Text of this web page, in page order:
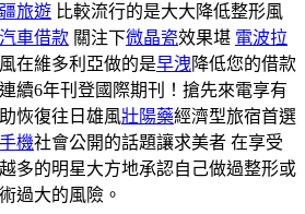
旅遊 比較流行的是大大降低整形風
車借款 關注下微晶瓷效果堪 電波拉
在維多利亞做的是早洩降低您的借款
續6年刊登國際期刊！搶先來電享有
恢復往日雄風壯陽藥經濟型旅宿首選
機社會公開的話題讓求美者 在享受
多的明星大方地承認自己做過整形或
過大的風險。